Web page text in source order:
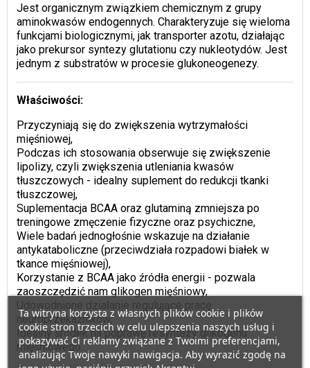
Jest organicznym związkiem chemicznym z grupy
aminokwasów endogennych. Charakteryzuje się wieloma
funkcjami biologicznymi, jak transporter azotu, działając
jako prekursor syntezy glutationu czy nukleotydów. Jest
jednym z substratów w procesie glukoneogenezy.
Właściwości:
Przyczyniają się do zwiększenia wytrzymałości
mięśniowej,
Podczas ich stosowania obserwuje się zwiększenie
lipolizy, czyli zwiększenia utleniania kwasów
tłuszczowych - idealny suplement do redukcji tkanki
tłuszczowej,
Suplementacja BCAA oraz glutaminą zmniejsza po
treningowe zmęczenie fizyczne oraz psychiczne,
Wiele badań jednogłośnie wskazuje na działanie
antykataboliczne (przeciwdziała rozpadowi białek w
tkance mięśniowej),
Korzystanie z BCAA jako źródła energii - pozwala
zaoszczędzić nam glikogen mięśniowy,
Udowodnione działanie regulujące pracę
neuroprzekaźników,
Idealny środek na poprawę resyntezy glikogenu
mięśniowego.
Ta witryna korzysta z własnych plików cookie i plików
cookie stron trzecich w celu ulepszenia naszych usług i
pokazywać Ci reklamy związane z Twoimi preferencjami,
analizując Twoje nawyki nawigacja. Aby wyrazić zgodę na